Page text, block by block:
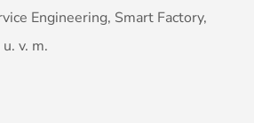
Engineering, Smart Factory,
v. m.